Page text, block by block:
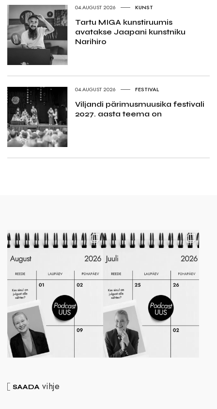
04.AUGUST 2026 KUNST
Tartu MIGA kunstiruumis
avatakse Jaapani kunstniku
Narihiro
04.AUGUST 2026 FESTIVAL
Viljandi pärimusmuusika festivali
2027. aasta teema on
SAADA vihje